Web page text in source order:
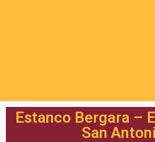
Estanco Bergara –
San